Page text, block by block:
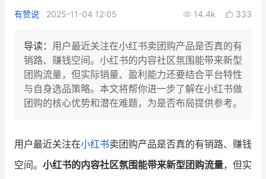
增长产品指南
智库 产品场景库
行业洞察
品牌消费观 行业报告
有赞说 2025-11-04 12:05 14.4k 333
导读： 用户最近关注在小红书卖团购产品是否真的有
销路、赚钱空间。小红书的内容社区氛围能带来新型
团购流量，但实际销量、盈利能力还要结合平台特性
与自身选品策略。本文将帮你进一步了解在小红书做
团购的核心优势和潜在难题，为是否布局提供参考。
用户最近关注在小红书卖团购产品是否真的有销路、赚钱
空间。 小红书的内容社区氛围能带来新型团购流量，但实